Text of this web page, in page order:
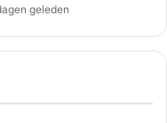
geleden